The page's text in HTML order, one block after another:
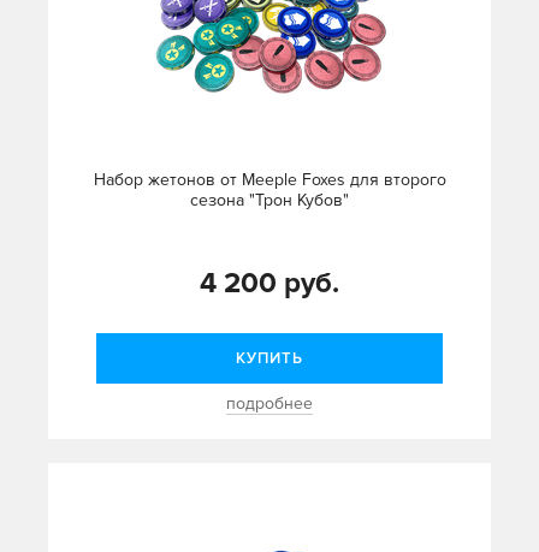
Набор жетонов от Meeple Foxes для второго
сезона "Трон Кубов"
4 200 руб.
КУПИТЬ
подробнее